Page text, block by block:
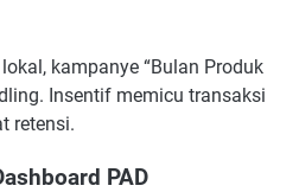
kampanye “Bulan Produk
Insentif memicu transaksi
retensi.
PAD